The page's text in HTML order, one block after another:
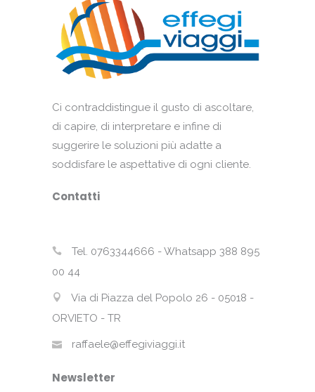
Ci contraddistingue il gusto di ascoltare,
di capire, di interpretare e infine di
suggerire le soluzioni più adatte a
soddisfare le aspettative di ogni cliente.
Contatti
Tel. 0763344666 - Whatsapp 388 895
00 44
Via di Piazza del Popolo 26 - 05018 -
ORVIETO - TR
raffaele@effegiviaggi.it
Newsletter